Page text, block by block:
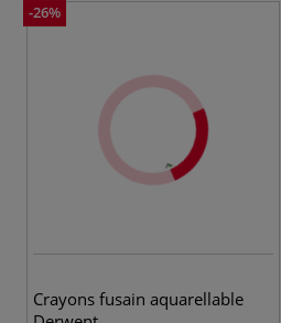
-26%
Crayons fusain aquarellable